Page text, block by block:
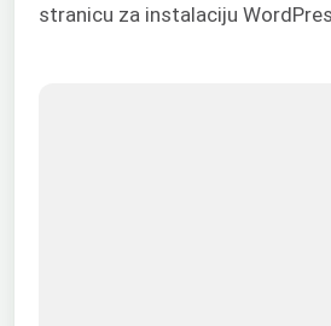
stranicu za instalaciju